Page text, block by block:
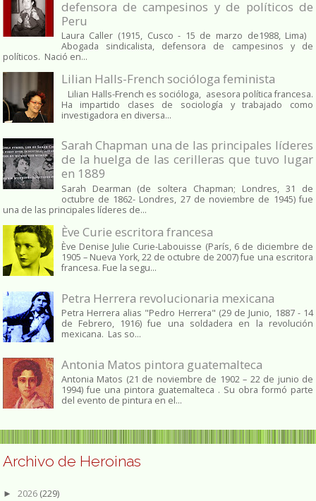
defensora de campesinos y de políticos de
Peru
Laura Caller (1915, Cusco - 15 de marzo de1988, Lima)
Abogada sindicalista, defensora de campesinos y de
políticos. Nació en...
Lilian Halls-French socióloga feminista
Lilian Halls-French es socióloga, asesora política francesa.
Ha impartido clases de sociología y trabajado como
investigadora en diversa...
Sarah Chapman una de las principales líderes
de la huelga de las cerilleras que tuvo lugar
en 1889
Sarah Dearman (de soltera Chapman; Londres, 31 de
octubre de 1862​- Londres, 27 de noviembre de 1945)​ fue
una de las principales líderes de...
Ève Curie escritora francesa
Ève Denise Julie Curie-Labouisse (París, 6 de diciembre de
1905 – Nueva York, 22 de octubre de 2007) fue una escritora
francesa. Fue la segu...
Petra Herrera revolucionaria mexicana
Petra Herrera alias "Pedro Herrera" (29 de Junio, 1887 - 14
de Febrero, 1916) fue una soldadera en la revolución
mexicana. Las so...
Antonia Matos pintora guatemalteca
Antonia Matos (21 de noviembre de 1902 – 22 de junio de
1994) fue una pintora guatemalteca . Su obra formó parte
del evento de pintura en el...
Archivo de Heroinas
► 2026 (229)